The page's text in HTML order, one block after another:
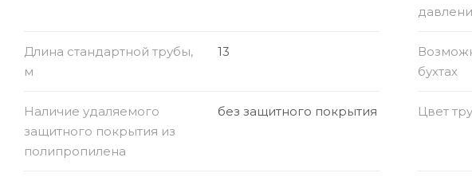
Длина стандартной трубы,
м
13
бухтах
Наличие удаляемого
защитного покрытия из
полипропилена
без защитного покрытия Цвет